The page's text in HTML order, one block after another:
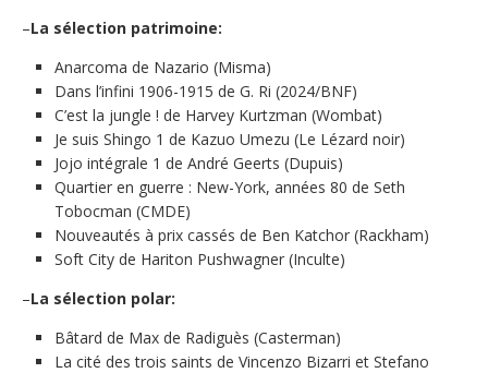
–La sélection patrimoine:
Anarcoma de Nazario (Misma)
Dans l’infini 1906-1915 de G. Ri (2024/BNF)
C’est la jungle ! de Harvey Kurtzman (Wombat)
Je suis Shingo 1 de Kazuo Umezu (Le Lézard noir)
Jojo intégrale 1 de André Geerts (Dupuis)
Quartier en guerre : New-York, années 80 de Seth
Tobocman (CMDE)
Nouveautés à prix cassés de Ben Katchor (Rackham)
Soft City de Hariton Pushwagner (Inculte)
–La sélection polar:
Bâtard de Max de Radiguès (Casterman)
La cité des trois saints de Vincenzo Bizarri et Stefano